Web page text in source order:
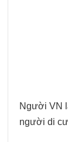
Người VN
người di